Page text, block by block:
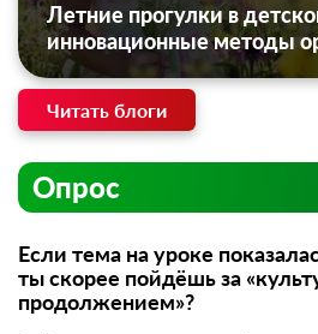
Летние прогулки в
инновационные методы
Читать блоги
Опрос
Если тема на уроке
ты скорее пойдёшь за
продолжением»?